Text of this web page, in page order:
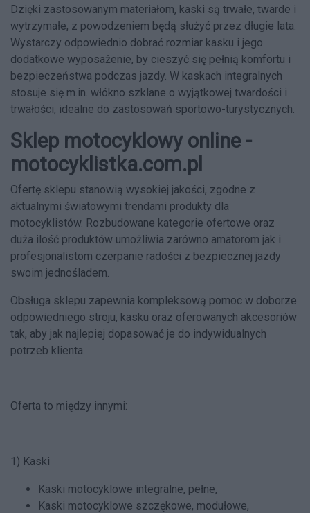
Dzięki zastosowanym materiałom, kaski są trwałe, twarde i
wytrzymałe, z powodzeniem będą służyć przez długie lata.
Wystarczy odpowiednio dobrać rozmiar kasku i jego
dodatkowe wyposażenie, by cieszyć się pełnią komfortu i
bezpieczeństwa podczas jazdy. W kaskach integralnych
stosuje się m.in. włókno szklane o wyjątkowej twardości i
trwałości, idealne do zastosowań sportowo-turystycznych.
Sklep motocyklowy online -
motocyklistka.com.pl
Ofertę sklepu stanowią wysokiej jakości, zgodne z
aktualnymi światowymi trendami produkty dla
motocyklistów. Rozbudowane kategorie ofertowe oraz
duża ilość produktów umożliwia zarówno amatorom jak i
profesjonalistom czerpanie radości z bezpiecznej jazdy
swoim jednośladem.
Obsługa sklepu zapewnia kompleksową pomoc w doborze
odpowiedniego stroju, kasku oraz oferowanych akcesoriów
tak, aby jak najlepiej dopasować je do indywidualnych
potrzeb klienta.
Oferta to między innymi:
1) Kaski
Kaski motocyklowe integralne, pełne,
Kaski motocyklowe szczękowe, modułowe,